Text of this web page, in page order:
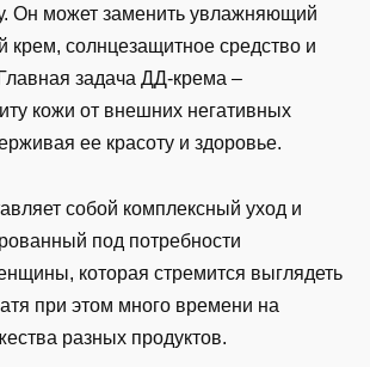
Он может заменить увлажняющий
крем, солнцезащитное средство и
задача ДД-крема –
кожи от внешних негативных
ее красоту и здоровье.
собой комплексный уход и
под потребности
которая стремится выглядеть
при этом много времени на
разных продуктов.